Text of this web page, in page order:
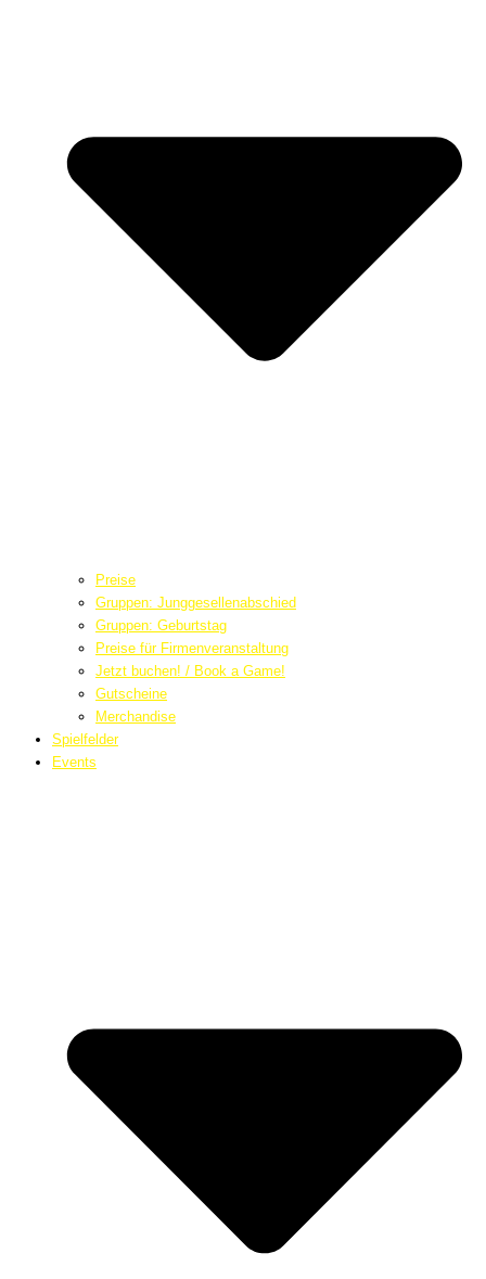
Preise
Gruppen: Junggesellenabschied
Gruppen: Geburtstag
Preise für Firmenveranstaltung
Jetzt buchen! / Book a Game!
Gutscheine
Merchandise
Spielfelder
Events